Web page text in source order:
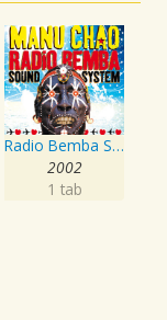
Radio Bemba Sound System
2002
1 tab